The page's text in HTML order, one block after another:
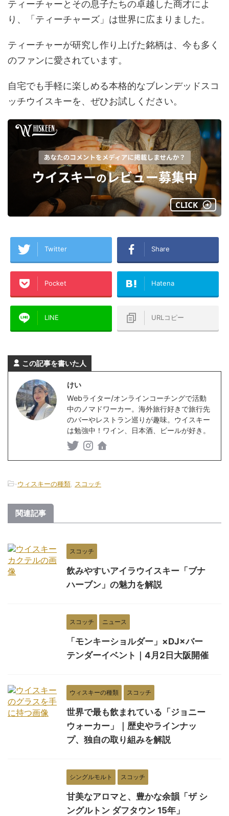
ティーチャーとその息子たちの卓越した商才によ
り、「ティーチャーズ」は世界に広まりました。
ティーチャーが研究し作り上げた銘柄は、今も多く
のファンに愛されています。
自宅でも手軽に楽しめる本格的なブレンデッドスコ
ッチウイスキーを、ぜひお試しください。
Twitter Share
Pocket Hatena
LINE URLコピー
この記事を書いた人
けい
Webライター/オンラインコーチングで活動
中のノマドワーカー。海外旅行好きで旅行先
のバーやレストラン巡りが趣味。ウイスキー
は勉強中！ワイン、日本酒、ビールが好き。
-ウィスキーの種類 スコッチ
関連記事
スコッチ
飲みやすいアイラウイスキー「ブナ
ハーブン」の魅力を解説
スコッチ ニュース
「モンキーショルダー」×DJ×バー
テンダーイベント｜4月2日大阪開催
ウィスキーの種類 スコッチ
世界で最も飲まれている「ジョニー
ウォーカー」｜歴史やラインナッ
プ、独自の取り組みを解説
シングルモルト スコッチ
甘美なアロマと、豊かな余韻「ザ シ
ングルトン ダフタウン 15年」